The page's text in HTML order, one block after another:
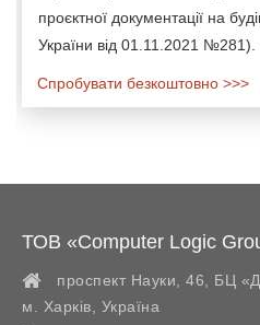
проєктної документації на
України від 01.11.2021 №281).
Спробувати безкоштовно >>>
ТОВ «Computer Logic
проспект Науки, 46, БЦ
м. Харків
Україна